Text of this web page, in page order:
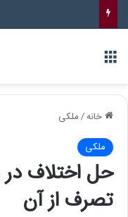
خانه/ملکی
ملکی
حل اختلاف
تصرف از آن